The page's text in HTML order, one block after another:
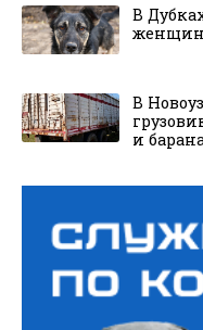
В
В
и